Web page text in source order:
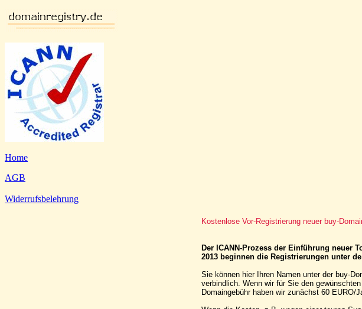
Home
AGB
Widerrufsbelehrung
Kostenlose Vor-Registrierung neuer buy-
Der ICANN-Prozess der Einführung neuer
2013 beginnen die Registrierungen unter
Sie können hier Ihren Namen unter der buy-
verbindlich. Wenn wir für Sie den
Domaingebühr haben wir zunächst 60 EURO/